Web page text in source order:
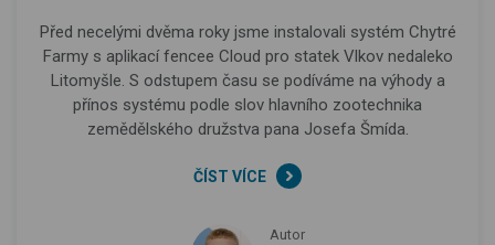
Před necelými dvěma roky jsme instalovali systém Chytré
Farmy s aplikací fencee Cloud pro statek Vlkov nedaleko
Litomyšle. S odstupem času se podíváme na výhody a
přínos systému podle slov hlavního zootechnika
zemědělského družstva pana Josefa Šmída.
ČÍST VÍCE
Autor